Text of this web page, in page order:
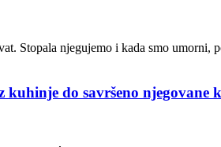
Stopala njegujemo i kada smo umorni,
kuhinje do savršeno njegovane